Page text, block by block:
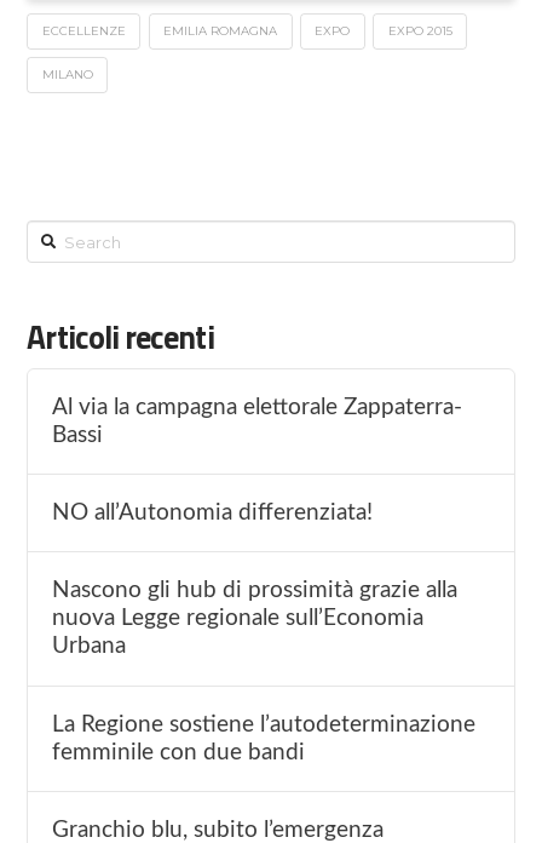
ECCELLENZE EMILIA ROMAGNA EXPO EXPO 2015
MILANO
Search
Articoli recenti
Al via la campagna elettorale Zappaterra-
Bassi
NO all’Autonomia differenziata!
Nascono gli hub di prossimità grazie alla
nuova Legge regionale sull’Economia
Urbana
La Regione sostiene l’autodeterminazione
femminile con due bandi
Granchio blu, subito l’emergenza